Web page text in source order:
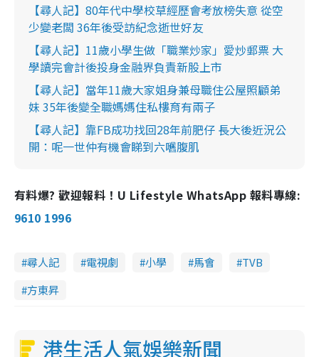
【尋人記】80年代中學校草經歷會考放榜失意 從空
少變老闆 36年後受訪紀念逝世好友
【尋人記】11歲小學生做「職業炒家」愛炒郵票 大
學讀完會計後投身金融界負責新股上市
【尋人記】當年11歲大家姐身兼母職住公屋照顧弟
妹 35年後變全職媽媽住私樓育有兩子
【尋人記】靠FB成功找回28年前肥仔 長大後近況公
開：呢一世仲有機會睇到六嚿腹肌
有料爆? 歡迎報料！U Lifestyle WhatsApp 報料專線:
9610 1996
尋人記 電視劇 小學 馬會
TVB
方東昇
港生活人氣娛樂新聞